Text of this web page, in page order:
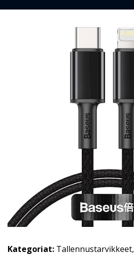
Kategoriat: Tallennustarvikkeet,